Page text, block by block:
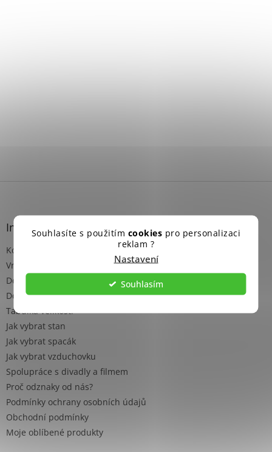
Souhlasíte s použitím cookies pro personalizaci
reklam ?
Nastavení
Souhlasím
Informace pro vás
Kontakt
Vrácení zboží a reklamace
Doprava a platba pro ČR
Doprava a platba pro ostatní země
Tabulka velikostí
Jak vybrat stan
Jak vybrat spacák
Jak vybrat vzduchovku
Spolupráce s divadly a filmem
Proč odznaky od nás?
Podmínky ochrany osobních údajů
Obchodní podmínky
Moje oblíbené produkty